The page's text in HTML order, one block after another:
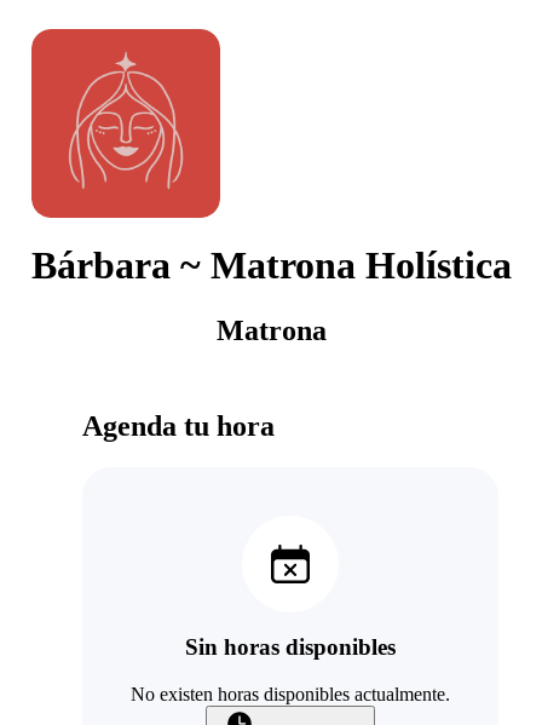
Bárbara ~ Matrona Holística
Matrona
Agenda tu hora
Sin horas disponibles
No existen horas disponibles actualmente.